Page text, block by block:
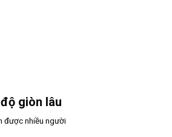
giòn lâu
được nhiều người